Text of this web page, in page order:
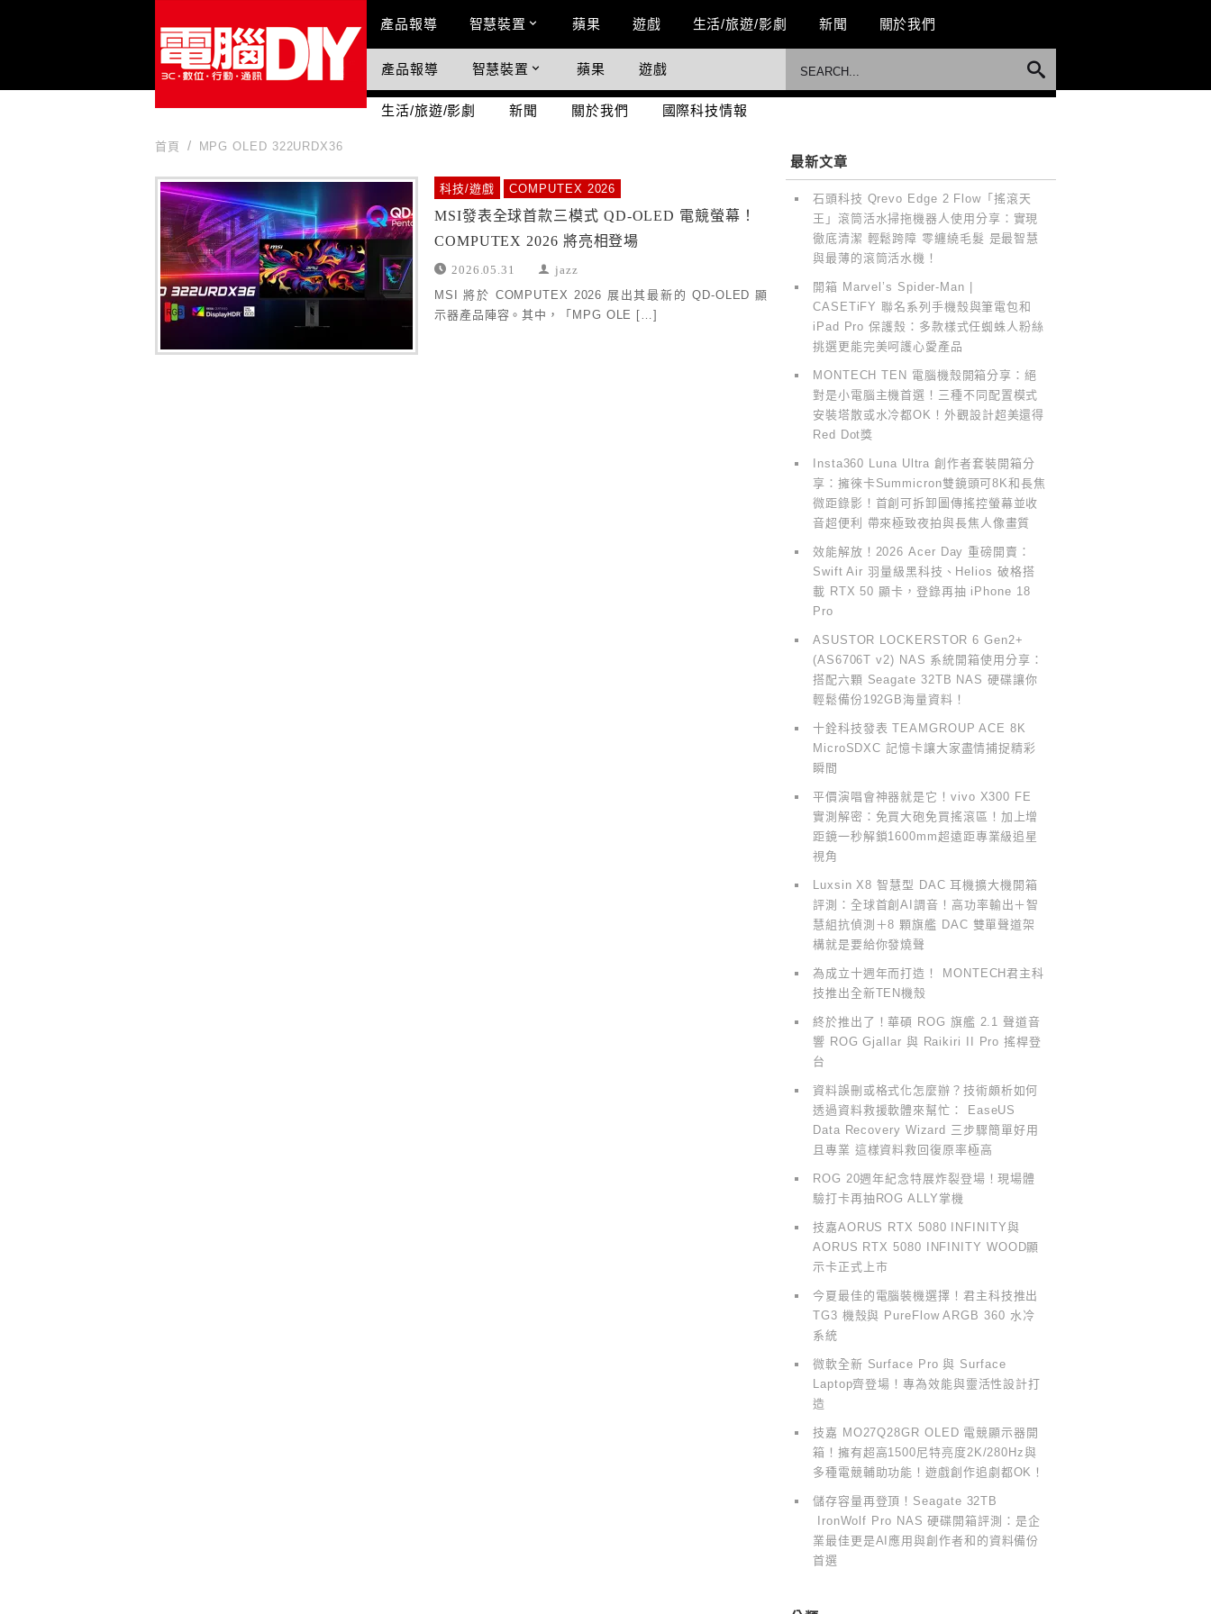
Main Menu
產品報導 智慧裝置 蘋果 遊戲 生活/旅遊/影劇 新聞 關於我們
國際科技情報
產品報導 智慧裝置 蘋果 遊戲
生活/旅遊/影劇 新聞 關於我們 國際科技情報
首頁 MPG OLED 322URDX36
MPG OLED 322URDX36 科技/遊戲 COMPUTEX 2026
MSI發表全球首款三模式 QD-OLED 電競螢幕！
COMPUTEX 2026 將亮相登場
2026.05.31 jazz
MSI 將於 COMPUTEX 2026 展出其最新的 QD-OLED 顯
示器產品陣容。其中，「MPG OLE […]
最新文章
石頭科技 Qrevo Edge 2 Flow「搖滾天
王」滾筒活水掃拖機器人使用分享：實現
徹底清潔 輕鬆跨障 零纏繞毛髮 是最智慧
與最薄的滾筒活水機！
開箱 Marvel’s Spider-Man |
CASETiFY 聯名系列手機殼與筆電包和
iPad Pro 保護殼：多款樣式任蜘蛛人粉絲
挑選更能完美呵護心愛產品
MONTECH TEN 電腦機殼開箱分享：絕
對是小電腦主機首選！三種不同配置模式
安裝塔散或水冷都OK！外觀設計超美還得
Red Dot獎
Insta360 Luna Ultra 創作者套裝開箱分
享：擁徠卡Summicron雙鏡頭可8K和長焦
微距錄影！首創可拆卸圖傳搖控螢幕並收
音超便利 帶來極致夜拍與長焦人像畫質
效能解放！2026 Acer Day 重磅開賣：
Swift Air 羽量級黑科技、Helios 破格搭
載 RTX 50 顯卡，登錄再抽 iPhone 18
Pro
ASUSTOR LOCKERSTOR 6 Gen2+
(AS6706T v2) NAS 系統開箱使用分享：
搭配六顆 Seagate 32TB NAS 硬碟讓你
輕鬆備份192GB海量資料！
十銓科技發表 TEAMGROUP ACE 8K
MicroSDXC 記憶卡讓大家盡情捕捉精彩
瞬間
平價演唱會神器就是它！vivo X300 FE
實測解密：免買大砲免買搖滾區！加上增
距鏡一秒解鎖1600mm超遠距專業級追星
視角
Luxsin X8 智慧型 DAC 耳機擴大機開箱
評測：全球首創AI調音！高功率輸出＋智
慧組抗偵測＋8 顆旗艦 DAC 雙單聲道架
構就是要給你發燒聲
為成立十週年而打造！ MONTECH君主科
技推出全新TEN機殼
終於推出了！華碩 ROG 旗艦 2.1 聲道音
響 ROG Gjallar 與 Raikiri II Pro 搖桿登
台
資料誤刪或格式化怎麼辦？技術頗析如何
透過資料救援軟體來幫忙： EaseUS
Data Recovery Wizard 三步驟簡單好用
且專業 這樣資料救回復原率極高
ROG 20週年紀念特展炸裂登場！現場體
驗打卡再抽ROG ALLY掌機
技嘉AORUS RTX 5080 INFINITY與
AORUS RTX 5080 INFINITY WOOD顯
示卡正式上市
今夏最佳的電腦裝機選擇！君主科技推出
TG3 機殼與 PureFlow ARGB 360 水冷
系統
微軟全新 Surface Pro 與 Surface
Laptop齊登場！專為效能與靈活性設計打
造
技嘉 MO27Q28GR OLED 電競顯示器開
箱！擁有超高1500尼特亮度2K/280Hz與
多種電競輔助功能！遊戲創作追劇都OK！
儲存容量再登頂！Seagate 32TB
IronWolf Pro NAS 硬碟開箱評測：是企
業最佳更是AI應用與創作者和的資料備份
首選